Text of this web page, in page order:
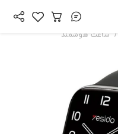
/ ساعت هوشمند